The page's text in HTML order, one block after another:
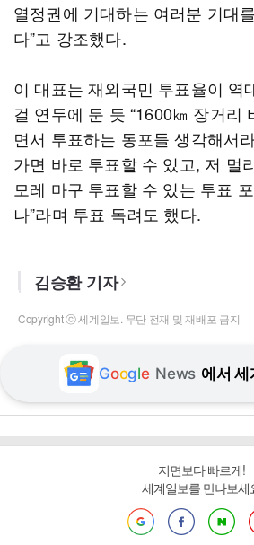
열정권에 기대하는 여러분 기대
다”고 강조했다.
이 대표는 재외국민 투표율이 역
걸 연두에 둔 듯 “1600㎞ 장거리
면서 투표하는 동포들 생각해서
가면 바로 투표할 수 있고, 저 멀
모레 마구 투표할 수 있는 투표
나”라며 투표 독려도 했다.
김승환 기자
Copyright ⓒ 세계일보. 무단 전재 및 재배포 금지
Google News 에서
지면보다 빠르게!
세계일보를 만나보세